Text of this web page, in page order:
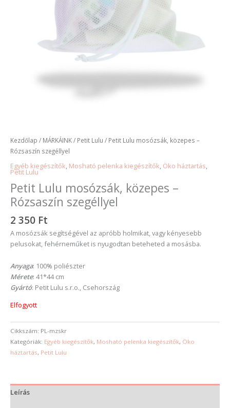
Kezdőlap / MÁRKÁINK/ Petit Lulu / Petit Lulu mosózsák, közepes –
Rózsaszín szegéllyel
Egyéb kiegészítők Mosható pelenka kiegészítők Öko háztartás
Petit Lulu
Petit Lulu mosózsák, közepes –
Rózsaszín szegéllyel
2 350 Ft
A mosózsák segítségével az apróbb holmikat, vagy kényesebb
pelusokat, fehérneműket is nyugodtan beteheted a mosásba.
Anyaga: 100% poliészter
Mérete: 41*44 cm
Gyártó: Petit Lulu s.r.o., Csehország
Elfogyott
Cikkszám: PL-mzskr
Kategóriák: Egyéb kiegészítők, Mosható pelenka kiegészítők, Öko
háztartás, Petit Lulu
Leírás